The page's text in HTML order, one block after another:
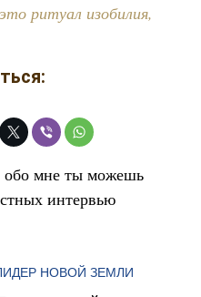
ритуал изобилия,
мне ты можешь
интервью
НОВОЙ ЗЕМЛИ